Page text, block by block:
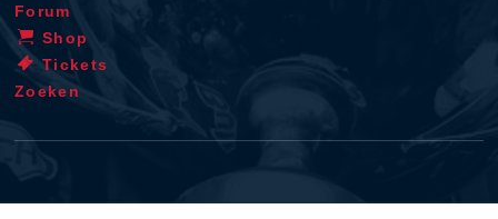
Forum
Shop
Tickets
Zoeken